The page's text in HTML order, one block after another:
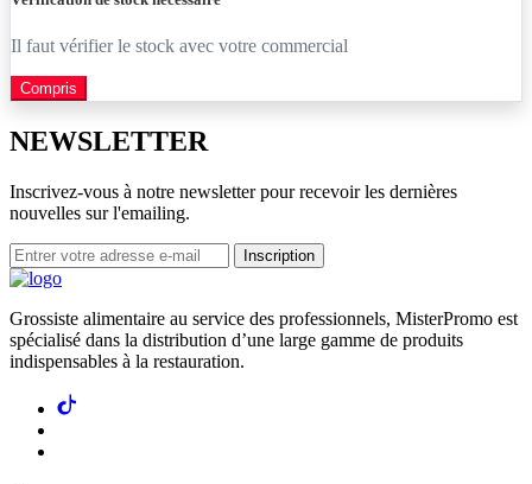
Il faut vérifier le stock avec votre commercial
Compris
NEWSLETTER
Inscrivez-vous à notre newsletter pour recevoir les dernières
nouvelles sur l'emailing.
Inscription
Grossiste alimentaire au service des professionnels, MisterPromo est
spécialisé dans la distribution d’une large gamme de produits
indispensables à la restauration.